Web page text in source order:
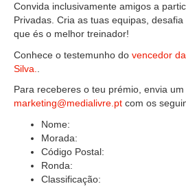
CONTACTOS
Convida inclusivamente amigos a
Privadas. Cria as tuas equipas,
que és o melhor treinador!
Conhece o testemunho do vencedor
Silva.
Para receberes o teu prémio, envia
marketing@medialivre.pt com os
Nome:
Morada:
Código Postal:
Ronda:
Classificação: